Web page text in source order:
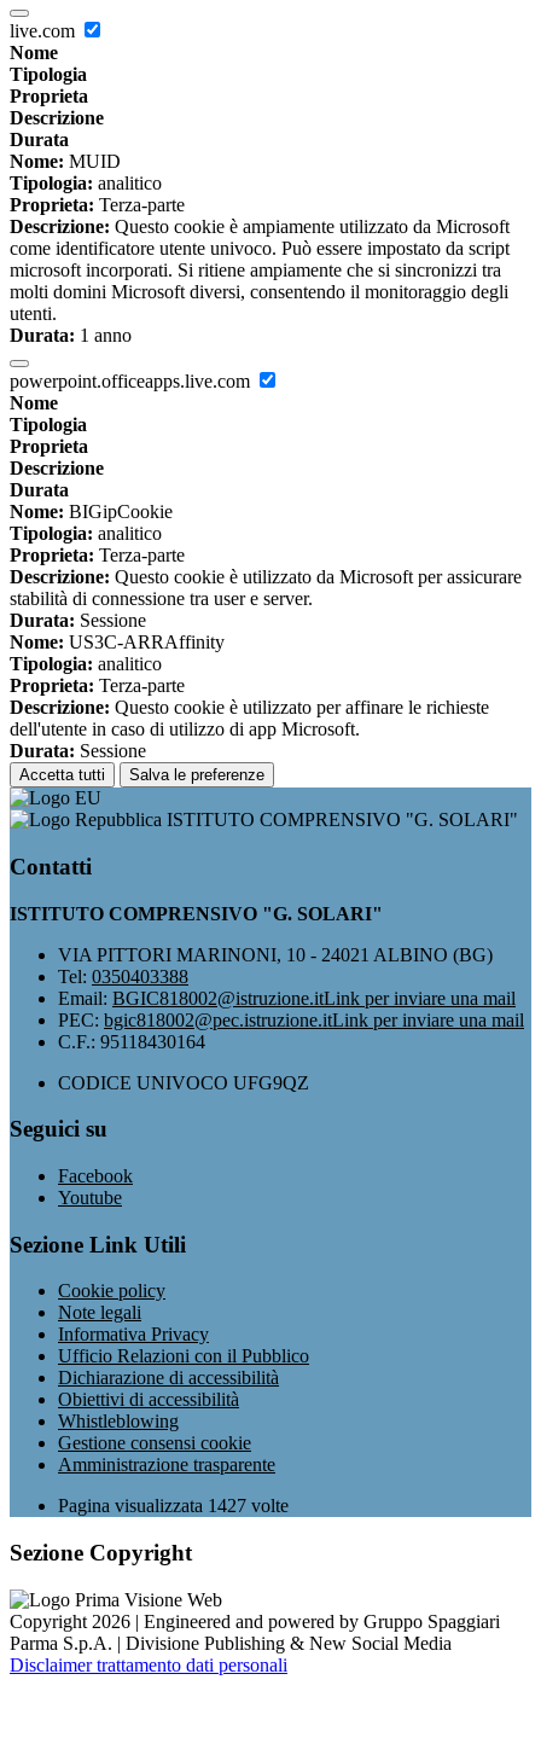
live.com
Nome
Tipologia
Proprieta
Descrizione
Durata
Nome: MUID
Tipologia: analitico
Proprieta: Terza-parte
Descrizione: Questo cookie è ampiamente utilizzato da Microsoft
come identificatore utente univoco. Può essere impostato da script
microsoft incorporati. Si ritiene ampiamente che si sincronizzi tra
molti domini Microsoft diversi, consentendo il monitoraggio degli
utenti.
Durata: 1 anno
powerpoint.officeapps.live.com
Nome
Tipologia
Proprieta
Descrizione
Durata
Nome: BIGipCookie
Tipologia: analitico
Proprieta: Terza-parte
Descrizione: Questo cookie è utilizzato da Microsoft per assicurare
stabilità di connessione tra user e server.
Durata: Sessione
Nome: US3C-ARRAffinity
Tipologia: analitico
Proprieta: Terza-parte
Descrizione: Questo cookie è utilizzato per affinare le richieste
dell'utente in caso di utilizzo di app Microsoft.
Durata: Sessione
Accetta tutti Salva le preferenze
ISTITUTO COMPRENSIVO "G. SOLARI"
Contatti
ISTITUTO COMPRENSIVO "G. SOLARI"
VIA PITTORI MARINONI, 10 - 24021 ALBINO (BG)
Tel: 0350403388
Email: BGIC818002@istruzione.itLink per inviare una mail
PEC: bgic818002@pec.istruzione.itLink per inviare una mail
C.F.: 95118430164
CODICE UNIVOCO UFG9QZ
Seguici su
Facebook
Youtube
Sezione Link Utili
Cookie policy
Note legali
Informativa Privacy
Ufficio Relazioni con il Pubblico
Dichiarazione di accessibilità
Obiettivi di accessibilità
Whistleblowing
Gestione consensi cookie
Amministrazione trasparente
Pagina visualizzata 1427 volte
Sezione Copyright
Copyright 2026 | Engineered and powered by Gruppo Spaggiari
Parma S.p.A. | Divisione Publishing & New Social Media
Disclaimer trattamento dati personali